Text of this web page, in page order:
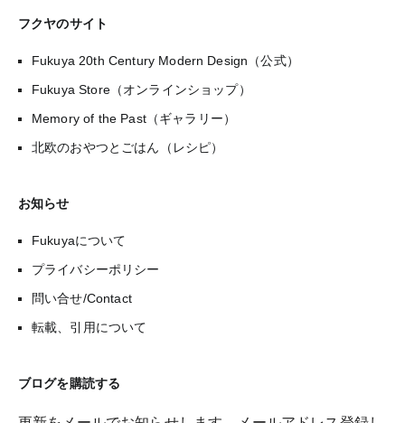
フクヤのサイト
Fukuya 20th Century Modern Design（公式）
Fukuya Store（オンラインショップ）
Memory of the Past（ギャラリー）
北欧のおやつとごはん（レシピ）
お知らせ
Fukuyaについて
プライバシーポリシー
問い合せ/Contact
転載、引用について
ブログを購読する